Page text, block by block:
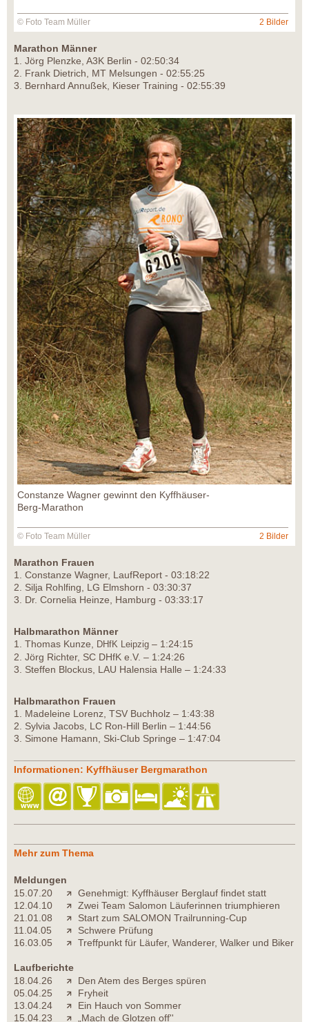
© Foto Team Müller 2 Bilder
Marathon Männer
1. Jörg Plenzke, A3K Berlin - 02:50:34
2. Frank Dietrich, MT Melsungen - 02:55:25
3. Bernhard Annußek, Kieser Training - 02:55:39
Constanze Wagner gewinnt den Kyffhäuser-
Berg-Marathon
© Foto Team Müller 2 Bilder
Marathon Frauen
1. Constanze Wagner, LaufReport - 03:18:22
2. Silja Rohlfing, LG Elmshorn - 03:30:37
3. Dr. Cornelia Heinze, Hamburg - 03:33:17
Halbmarathon Männer
1. Thomas Kunze,
DHfK Leipzig – 1:24:15
2. Jörg Richter, SC DHfK e.V. – 1:24:26
3. Steffen Blockus, LAU Halensia Halle – 1:24:33
Halbmarathon Frauen
1. Madeleine Lorenz, TSV Buchholz – 1:43:38
2. Sylvia Jacobs, LC Ron-Hill Berlin – 1:44:56
3. Simone Hamann, Ski-Club Springe – 1:47:04
Informationen: Kyffhäuser Bergmarathon
Mehr zum Thema
Meldungen
15.07.20
Genehmigt: Kyffhäuser Berglauf findet statt
12.04.10
Zwei Team Salomon Läuferinnen triumphieren
21.01.08
Start zum SALOMON Trailrunning-Cup
11.04.05
Schwere Prüfung
16.03.05
Treffpunkt für Läufer, Wanderer, Walker und Biker
Laufberichte
18.04.26
Den Atem des Berges spüren
05.04.25
Fryheit
13.04.24
Ein Hauch von Sommer
15.04.23
„Mach de Glotzen off''